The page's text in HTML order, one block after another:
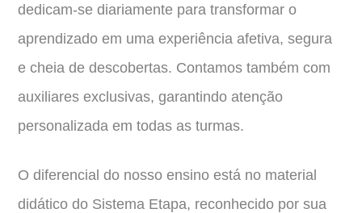
dedicam-se diariamente para transformar o
aprendizado em uma experiência afetiva, segura
e cheia de descobertas. Contamos também com
auxiliares exclusivas, garantindo atenção
personalizada em todas as turmas.
O diferencial do nosso ensino está no material
didático do Sistema Etapa, reconhecido por sua